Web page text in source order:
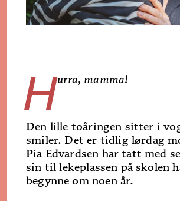
Hurra, mamma!
Den lille toåringen sitter i
smiler. Det er tidlig lørdag
Pia Edvardsen har tatt med
sin til lekeplassen på skolen
begynne om noen år.